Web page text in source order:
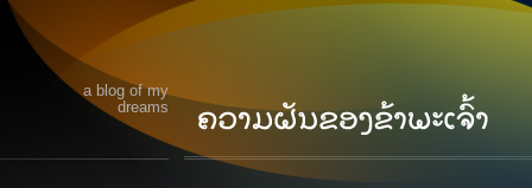
a blog of my
dreams